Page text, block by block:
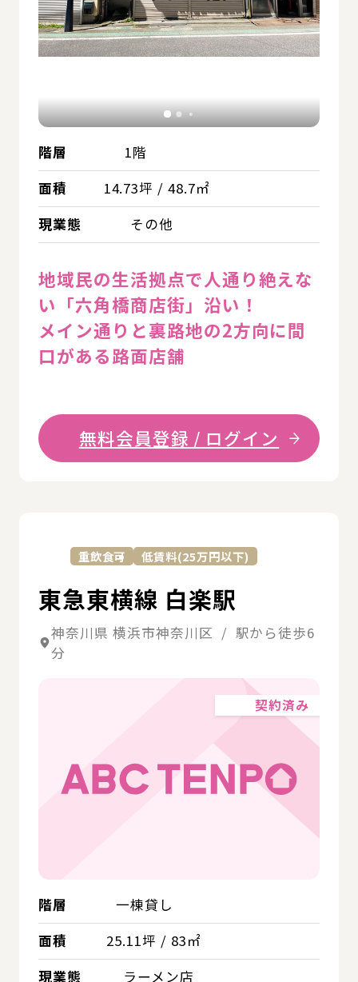
階層
1階
面積
14.73坪 / 48.7㎡
現業態
その他
地域民の生活拠点で人通り絶えな
い「六角橋商店街」沿い！
メイン通りと裏路地の2方向に間
口がある路面店舗
無料会員登録 / ログイン
重飲食可 低賃料(25万円以下)
東急東横線 白楽駅
神奈川県 横浜市神奈川区 / 駅から徒歩6
分
契約済み
階層
一棟貸し
面積
25.11坪 / 83㎡
現業態
ラーメン店